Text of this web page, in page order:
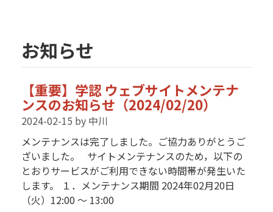
お知らせ
【重要】学認 ウェブサイトメンテナ
ンスのお知らせ（2024/02/20）
2024-02-15 by 中川
メンテナンスは完了しました。ご協力ありがとうご
ざいました。 サイトメンテナンスのため，以下の
とおりサービスがご利用できない時間帯が発生いた
します。 １．メンテナンス期間 2024年02月20日
（火）12:00 〜 13:00